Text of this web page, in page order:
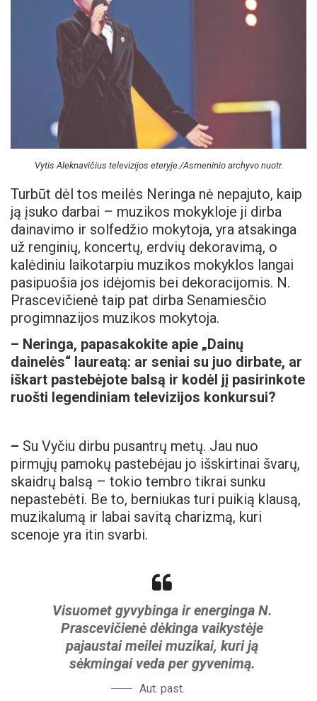
Vytis Aleknavičius televizijos eteryje./Asmeninio archyvo nuotr.
Turbūt dėl tos meilės Neringa nė nepajuto, kaip
ją įsuko darbai – muzikos mokykloje ji dirba
dainavimo ir solfedžio mokytoja, yra atsakinga
už renginių, koncertų, erdvių dekoravimą, o
kalėdiniu laikotarpiu muzikos mokyklos langai
pasipuošia jos idėjomis bei dekoracijomis. N.
Prascevičienė taip pat dirba Senamiesčio
progimnazijos muzikos mokytoja.
– Neringa, papasakokite apie „Dainų
dainelės“ laureatą: ar seniai su juo dirbate, ar
iškart pastebėjote balsą ir kodėl jį pasirinkote
ruošti legendiniam televizijos konkursui?
– Su Vyčiu dirbu pusantrų metų. Jau nuo
pirmųjų pamokų pastebėjau jo išskirtinai švarų,
skaidrų balsą – tokio tembro tikrai sunku
nepastebėti. Be to, berniukas turi puikią klausą,
muzikalumą ir labai savitą charizmą, kuri
scenoje yra itin svarbi.
Visuomet gyvybinga ir energinga N.
Prascevičienė dėkinga vaikystėje
pajaustai meilei muzikai, kuri ją
sėkmingai veda per gyvenimą.
Aut. past.